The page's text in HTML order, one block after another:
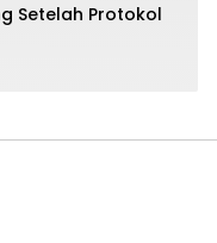
Setelah Protokol